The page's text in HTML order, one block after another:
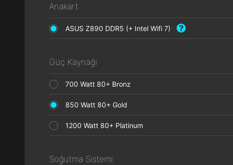
Anakart
ASUS Z890 DDR5 (+ Intel Wifi 7)
Güç Kaynağı
700 Watt 80+ Bronz
850 Watt 80+ Gold
1200 Watt 80+ Platinum
Soğutma Sistemi